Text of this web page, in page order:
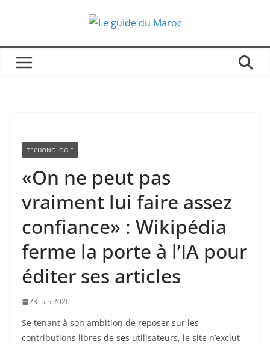
TECHONOLOGIE
«On ne peut pas
vraiment lui faire assez
confiance» : Wikipédia
ferme la porte à l’IA pour
éditer ses articles
23 juin 2026
Se tenant à son ambition de reposer sur les
contributions libres de ses utilisateurs, le site n’exclut